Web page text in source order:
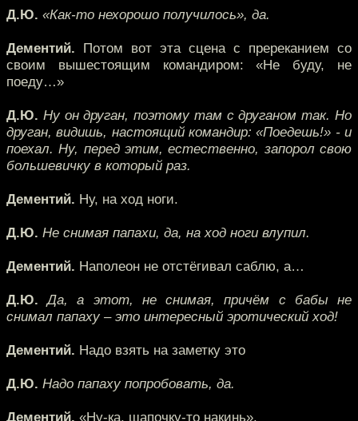
Д.Ю. «Как-то нехорошо получилось», да.
Дементий. Потом вот эта сцена с пререканием со
своим вышестоящим командиром: «Не буду, не
поеду…»
Д.Ю. Ну он друган, поэтому там с друганом так. Но
друган, видишь, настоящий командир: «Поедешь!» - и
поехал. Ну, перед этим, естественно, запорол свою
большевичку в который раз.
Дементий. Ну, на ход ноги.
Д.Ю. Не снимая папахи, да, на ход ноги влупил.
Дементий. Наполеон не отстёгивал саблю, а…
Д.Ю. Да, а этот, не снимая, причём с бабы не
снимал папаху – это интересный эротический ход!
Дементий. Надо взять на заметку это
Д.Ю. Надо папаху попробовать, да.
Дементий. «Ну-ка, шапочку-то накинь».